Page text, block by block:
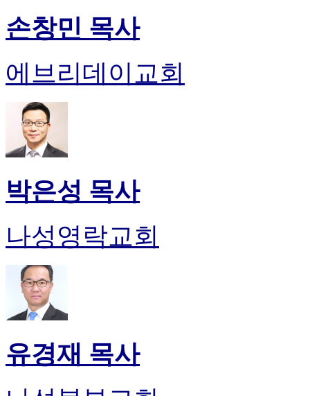
손창민 목사
에브리데이교회
박은성 목사
나성영락교회
유경재 목사